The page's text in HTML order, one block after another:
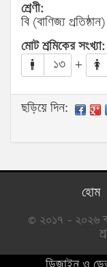
শ্রেণী:
বি (বাণিজ্য প্রতিষ্ঠান)
মোট শ্রমিকের সংখ্যা:
১৩
+
ছড়িয়ে দিন:
হোম
© ২০১৭ - ২০২৬